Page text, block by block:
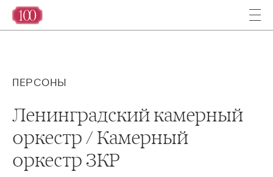
ПЕРСОНЫ
Ленинградский камерный
оркестр / Камерный
оркестр ЗКР